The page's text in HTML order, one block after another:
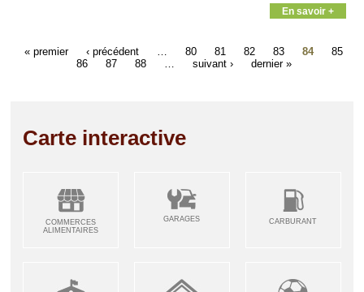
En savoir +
« premier ‹ précédent 80 81 82 83 84
85
86
87 88 suivant › dernier »
Carte interactive
COMMERCES
ALIMENTAIRES
GARAGES CARBURANT